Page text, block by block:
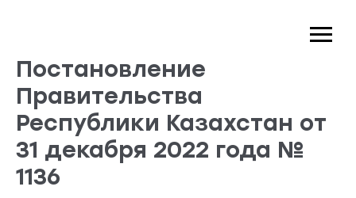
Постановление
Правительства
Республики Казахстан от
31 декабря 2022 года №
1136